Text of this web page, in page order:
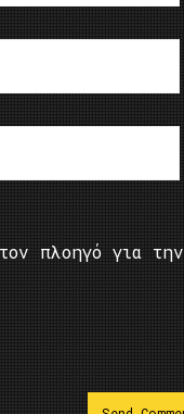
πλοηγό για την